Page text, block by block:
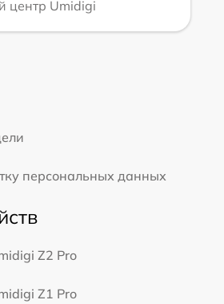
центр Umidigi
персональных данных
Z2 Pro
Z1 Pro